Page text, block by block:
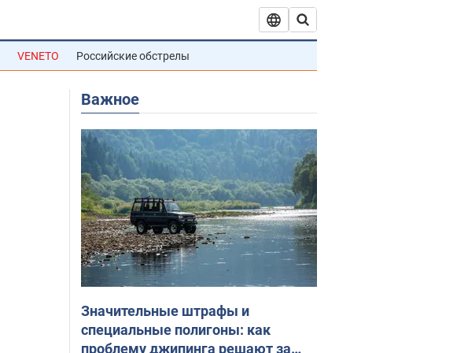
VENETO Российские обстрелы
Важное
Значительные штрафы и
специальные полигоны: как
проблему джипинга решают за